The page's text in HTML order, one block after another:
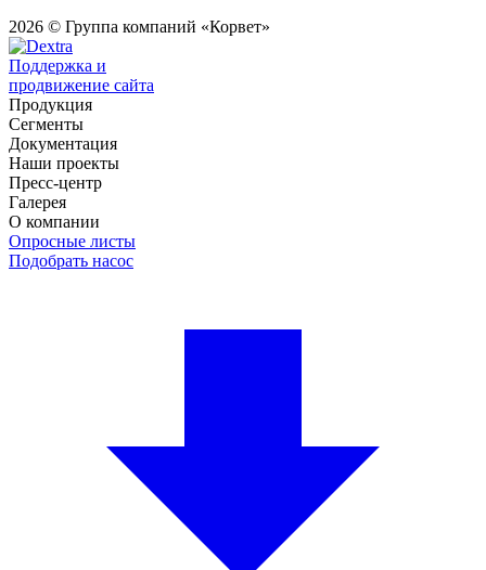
2026 © Группа компаний «Корвет»
Поддержка и
продвижение сайта
Продукция
Сегменты
Документация
Наши проекты
Пресс-центр
Галерея
О компании
Опросные листы
Подобрать насос